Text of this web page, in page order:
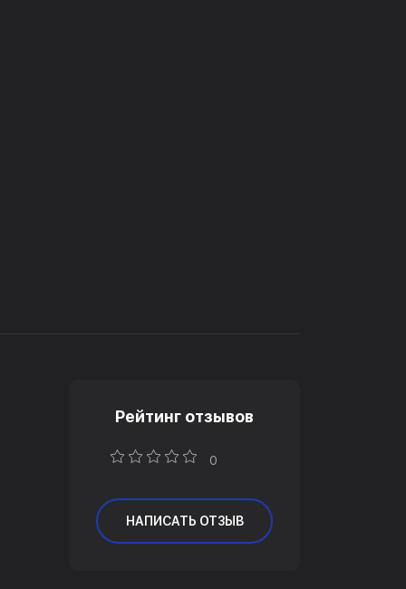
Рейтинг отзывов
0
НАПИСАТЬ ОТЗЫВ